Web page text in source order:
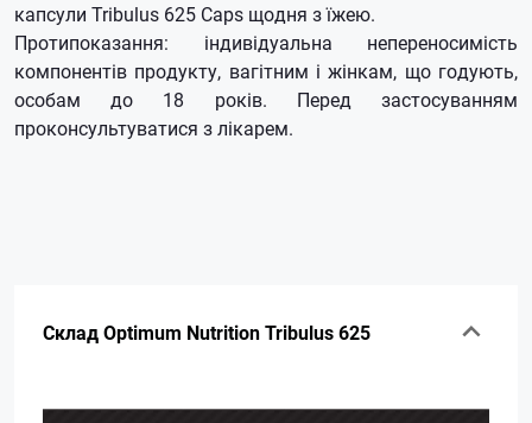
капсули Tribulus 625 Caps щодня з їжею.
Протипоказання: індивідуальна непереносимість
компонентів продукту, вагітним і жінкам, що годують,
особам до 18 років. Перед застосуванням
проконсультуватися з лікарем.
Склад Optimum Nutrition Tribulus 625